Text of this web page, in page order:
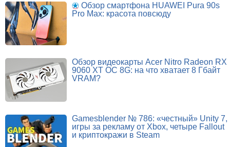
Обзор смартфона HUAWEI Pura 90s
Pro Max: красота повсюду
Обзор видеокарты Acer Nitro Radeon RX
9060 XT OC 8G: на что хватает 8 Гбайт
VRAM?
Gamesblender № 786: «честный» Unity 7,
игры за рекламу от Xbox, четыре Fallout
и криптокражи в Steam